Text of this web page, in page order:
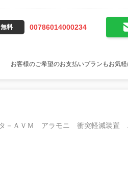
無料 00786014000234
お客様のご希望のお支払いプランもお気